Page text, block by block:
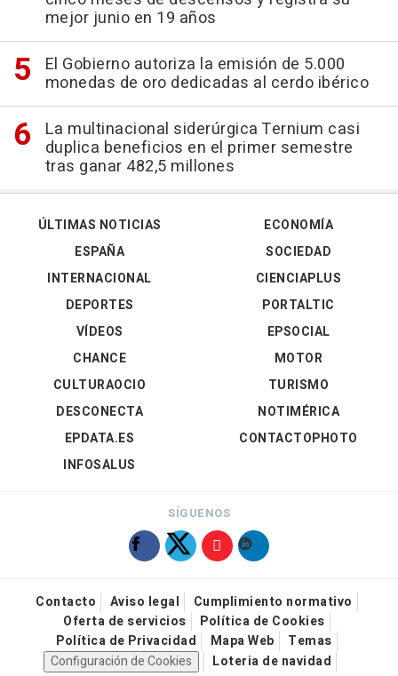
mejor junio en 19 años
El Gobierno autoriza la emisión de 5.000
monedas de oro dedicadas al cerdo ibérico
La multinacional siderúrgica Ternium casi
duplica beneficios en el primer semestre
tras ganar 482,5 millones
ÚLTIMAS NOTICIAS
ESPAÑA
INTERNACIONAL
DEPORTES
VÍDEOS
ECONOMÍA
SOCIEDAD
CIENCIAPLUS
PORTALTIC
EPSOCIAL
CHANCE
CULTURAOCIO
DESCONECTA
EPDATA.ES
INFOSALUS
MOTOR
TURISMO
NOTIMÉRICA
CONTACTOPHOTO
SÍGUENOS
Contacto Aviso legal
Cumplimiento normativo
Oferta de servicios
Política de Cookies
Política de Privacidad
Mapa Web
Temas
Configuración de Cookies
Loteria de navidad